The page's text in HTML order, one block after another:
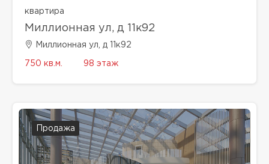
квартира
Миллионная ул, д 11к92
Миллионная ул, д 11к92
750 кв.м. 98 этаж
Продажа